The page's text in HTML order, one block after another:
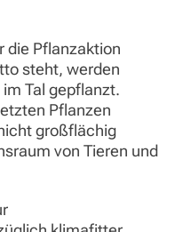
die Pflanzaktion
steht, werden
Tal gepflanzt.
Pflanzen
großflächig
von Tieren und